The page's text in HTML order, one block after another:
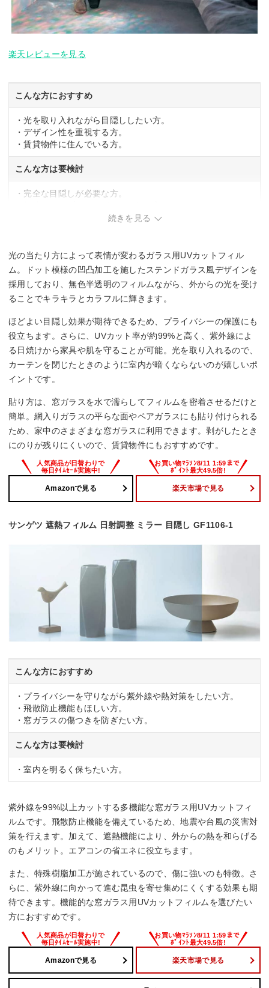
楽天レビューを見る
こんな方におすすめ
・光を取り入れながら目隠ししたい方。
・デザイン性を重視する方。
・賃貸物件に住んでいる方。
こんな方は要検討
・完全な目隠しが必要な方。
続きを見る
光の当たり方によって表情が変わるガラス用UVカットフィル
ム。ドット模様の凹凸加工を施したステンドガラス風デザインを
採用しており、無色半透明のフィルムながら、外からの光を受け
ることでキラキラとカラフルに輝きます。
ほどよい目隠し効果が期待できるため、プライバシーの保護にも
役立ちます。さらに、UVカット率が約99%と高く、紫外線によ
る日焼けから家具や肌を守ることが可能。光を取り入れるので、
カーテンを閉じたときのように室内が暗くならないのが嬉しいポ
イントです。
貼り方は、窓ガラスを水で濡らしてフィルムを密着させるだけと
簡単。網入りガラスの平らな面やペアガラスにも貼り付けられる
ため、家中のさまざまな窓ガラスに利用できます。剥がしたとき
にのりが残りにくいので、賃貸物件にもおすすめです。
Amazonで見る 楽天市場で見る
サンゲツ 遮熱フィルム 日射調整 ミラー 目隠し GF1106-1
こんな方におすすめ
・プライバシーを守りながら紫外線や熱対策をしたい方。
・飛散防止機能もほしい方。
・窓ガラスの傷つきを防ぎたい方。
こんな方は要検討
・室内を明るく保ちたい方。
紫外線を99%以上カットする多機能な窓ガラス用UVカットフィ
ルムです。飛散防止機能を備えているため、地震や台風の災害対
策を行えます。加えて、遮熱機能により、外からの熱を和らげる
のもメリット。エアコンの省エネに役立ちます。
また、特殊樹脂加工が施されているので、傷に強いのも特徴。さ
らに、紫外線に向かって進む昆虫を寄せ集めにくくする効果も期
待できます。機能的な窓ガラス用UVカットフィルムを選びたい
方におすすめです。
Amazonで見る 楽天市場で見る